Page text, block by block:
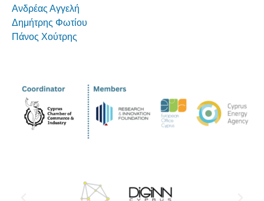
Ανδρέας Αγγελή
Δημήτρης Φωτίου
Πάνος Χούτρης